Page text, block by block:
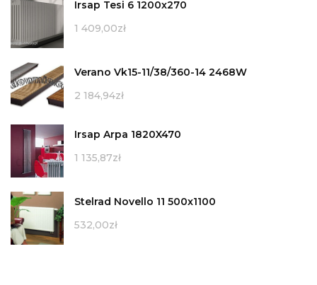
Irsap Tesi 6 1200x270
1 409,00zł
Verano Vk15-11/38/360-14 2468W
2 184,94zł
Irsap Arpa 1820X470
1 135,87zł
Stelrad Novello 11 500x1100
532,00zł